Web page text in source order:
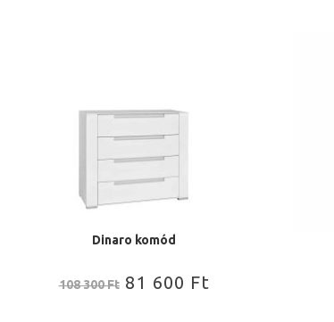
Dinaro komód
108 300Ft 81 600 Ft